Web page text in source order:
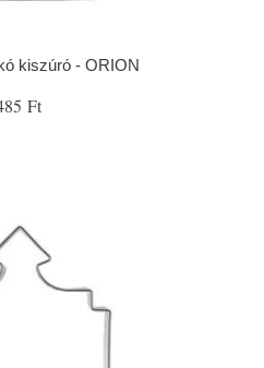
kiszúró - ORION
Ft